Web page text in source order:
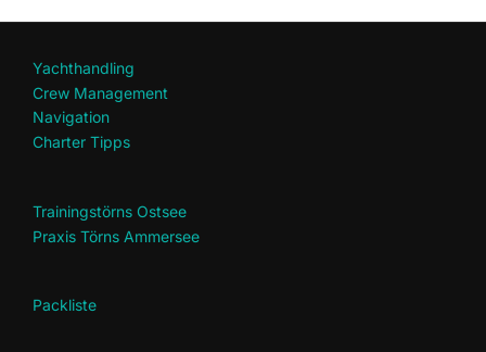
Yachthandling
Crew Management
Navigation
Charter Tipps
Trainingstörns Ostsee
Praxis Törns Ammersee
Packliste